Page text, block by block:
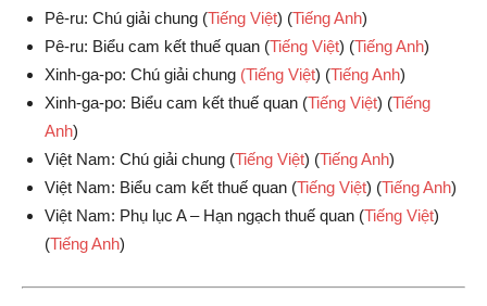
Pê-ru: Chú giải chung (Tiếng Việt) (Tiếng Anh)
Pê-ru: Biểu cam kết thuế quan (Tiếng Việt) (Tiếng Anh)
Xinh-ga-po: Chú giải chung (Tiếng Việt) (Tiếng Anh)
Xinh-ga-po: Biểu cam kết thuế quan (Tiếng Việt) (Tiếng
Anh)
Việt Nam: Chú giải chung (Tiếng Việt) (Tiếng Anh)
Việt Nam: Biểu cam kết thuế quan (Tiếng Việt) (Tiếng Anh)
Việt Nam: Phụ lục A – Hạn ngạch thuế quan (Tiếng Việt)
(Tiếng Anh)